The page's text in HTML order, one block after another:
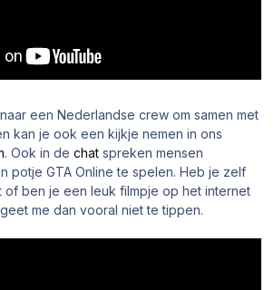
een Nederlandse crew om samen met
kan je ook een kijkje nemen in ons
. Ook in de chat spreken mensen
potje GTA Online te spelen. Heb je zelf
of ben je een leuk filmpje op het internet
me dan vooral niet te tippen.